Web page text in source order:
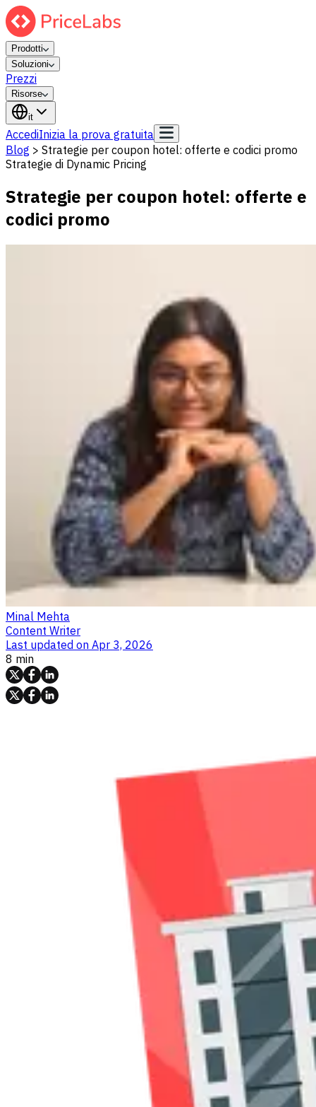
Prodotti
Soluzioni
Prezzi
Risorse
it
AccediInizia la prova gratuita
Blog > Strategie per coupon hotel: offerte e codici promo
Strategie di Dynamic Pricing
Strategie per coupon hotel: offerte e
codici promo
Minal Mehta
Content Writer
Last updated on Apr 3, 2026
8 min